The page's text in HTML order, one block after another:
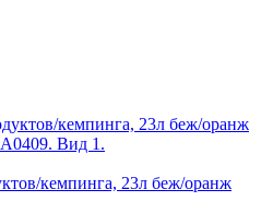
кемпинга, 23л беж/оранж